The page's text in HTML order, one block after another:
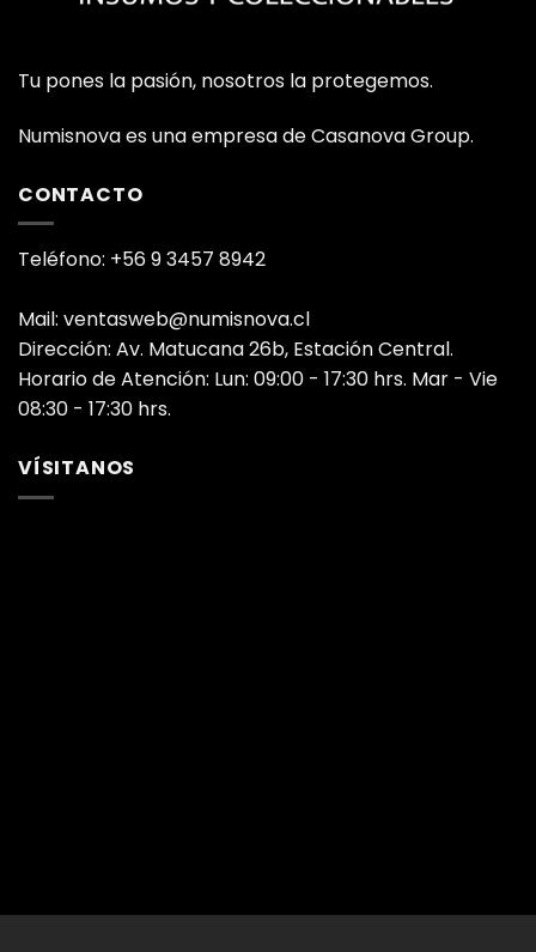
Tu pones la pasión, nosotros la protegemos.
Numisnova es una empresa de Casanova Group.
CONTACTO
Teléfono: +56 9 3457 8942
Mail: ventasweb@numisnova.cl
Dirección: Av. Matucana 26b, Estación Central.
Horario de Atención: Lun: 09:00 - 17:30 hrs. Mar - Vie
08:30 - 17:30 hrs.
VÍSITANOS